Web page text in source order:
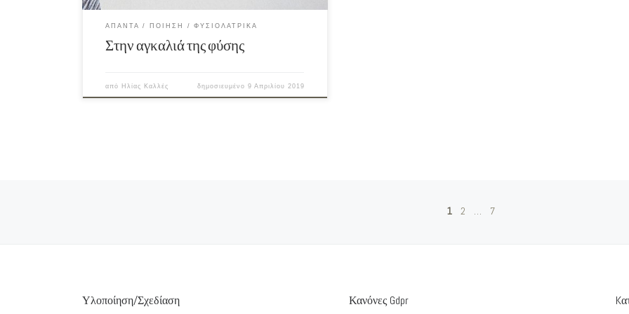
ΆΠΑΝΤΑ ΠΟΊΗΣΗ ΦΥΣΙΟΛΑΤΡΙΚΆ
Στην αγκαλιά της φύσης
από Ηλίας Καλλές δημοσιευμένο 9 Απριλίου 2019
1 2 … 7
Υλοποίηση/Σχεδίαση Κανόνες Gdpr